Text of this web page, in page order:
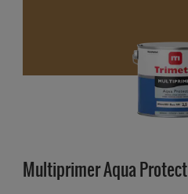
Multiprimer Aqua Protect